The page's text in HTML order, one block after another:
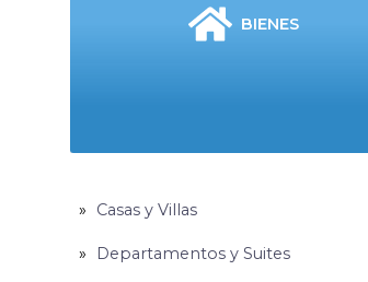
BIENES
Casas y Villas
Departamentos y Suites